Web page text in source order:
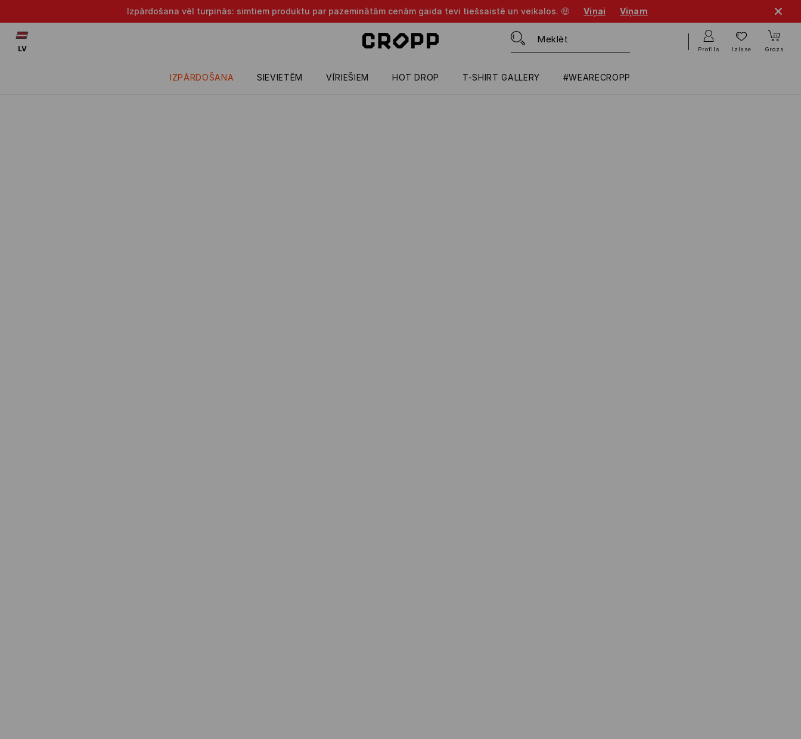
Izpārdošana vēl turpinās: simtiem produktu par pazeminātām cenām gaida tevi tiešsaistē un veikalos. 🤑 Viņai Viņam
IZPĀRDOŠANA SIEVIETĒM VĪRIEŠIEM HOT DROP T-SHIRT GALLERY #WEARECROPP
LV Profils Izlase Grozs